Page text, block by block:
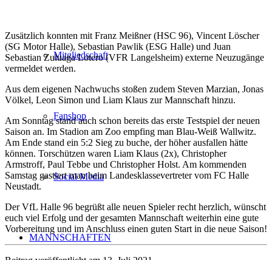
Mitgliedschaft
Fanshop
Social Media
MANNSCHAFTEN
Zusätzlich konnten mit Franz Meißner (HSC 96), Vincent Löscher
(SG Motor Halle), Sebastian Pawlik (ESG Halle) und Juan
Sebastian Zuluaga Lotero (VFR Langelsheim) externe Neuzugänge
vermeldet werden.
Aus dem eigenen Nachwuchs stoßen zudem Steven Marzian, Jonas
Völkel, Leon Simon und Liam Klaus zur Mannschaft hinzu.
Am Sonntag stand auch schon bereits das erste Testspiel der neuen
Saison an. Im Stadion am Zoo empfing man Blau-Weiß Wallwitz.
Am Ende stand ein 5:2 Sieg zu buche, der höher ausfallen hätte
können. Torschützen waren Liam Klaus (2x), Christopher
Armstroff, Paul Tebbe und Christopher Holst. Am kommenden
Samstag gastiert man beim Landesklassevertreter vom FC Halle
Neustadt.
Der VfL Halle 96 begrüßt alle neuen Spieler recht herzlich, wünscht
euch viel Erfolg und der gesamten Mannschaft weiterhin eine gute
Vorbereitung und im Anschluss einen guten Start in die neue Saison!